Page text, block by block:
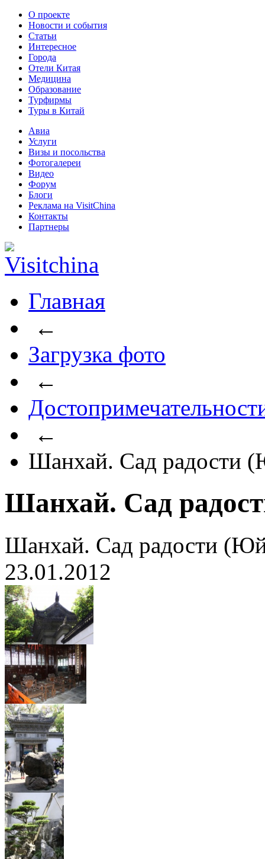
О проекте
Новости и события
Статьи
Интересное
Города
Отели Китая
Медицина
Образование
Турфирмы
Туры в Китай
Авиа
Услуги
Визы и посольства
Фотогалереи
Видео
Форум
Блоги
Реклама на VisitChina
Контакты
Партнеры
Главная
←
Загрузка фото
←
←
Шанхай. Сад радости
Шанхай. Сад
Шанхай. Сад радости
23.01.2012